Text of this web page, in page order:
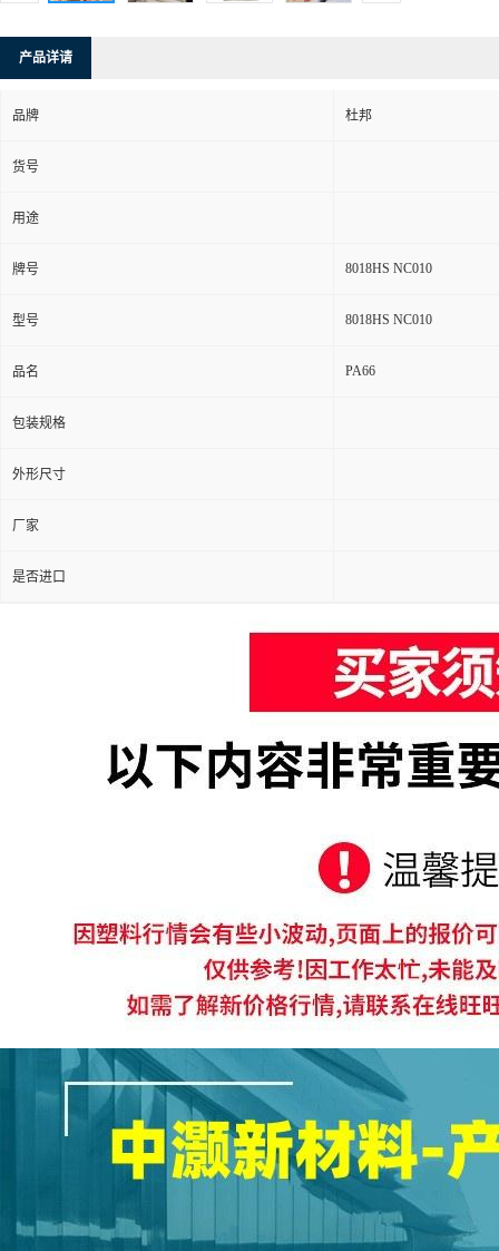
产品详请
品牌 杜邦
货号
用途
牌号 8018HS NC010
型号 8018HS NC010
品名 PA66
包装规格
外形尺寸
厂家
是否进口